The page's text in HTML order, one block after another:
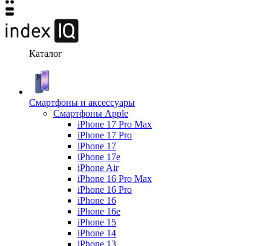
Каталог
Смартфоны и аксессуары
Смартфоны Apple
iPhone 17 Pro Max
iPhone 17 Pro
iPhone 17
iPhone 17e
iPhone Air
iPhone 16 Pro Max
iPhone 16 Pro
iPhone 16
iPhone 16e
iPhone 15
iPhone 14
iPhone 13